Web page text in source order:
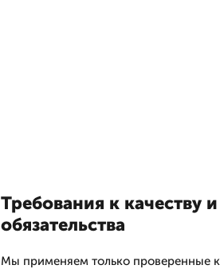
Требования к качеству
обязательства
Мы применяем только проверенные